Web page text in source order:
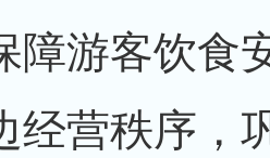
障游客饮食
经营秩序，